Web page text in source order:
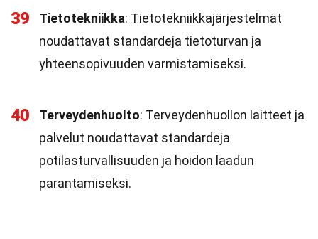
39 Tietotekniikka: Tietotekniikkajärjestelmät
noudattavat standardeja tietoturvan ja
yhteensopivuuden varmistamiseksi.
40 Terveydenhuolto: Terveydenhuollon laitteet ja
palvelut noudattavat standardeja
potilasturvallisuuden ja hoidon laadun
parantamiseksi.